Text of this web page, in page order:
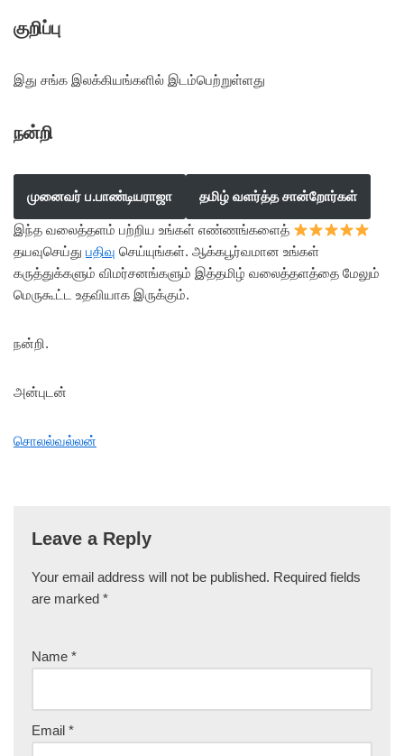
குறிப்பு
இது சங்க இலக்கியங்களில் இடம்பெற்றுள்ளது
நன்றி
முனைவர் ப.பாண்டியராஜா தமிழ் வளர்த்த சான்றோர்கள்
இந்த வலைத்தளம் பற்றிய உங்கள் எண்ணங்களைத்
தயவுசெய்து பதிவு செய்யுங்கள். ஆக்கபூர்வமான உங்கள்
கருத்துக்களும் விமர்சனங்களும் இத்தமிழ் வலைத்தளத்தை மேலும்
மெருகூட்ட உதவியாக இருக்கும்.
நன்றி.
அன்புடன்
சொலல்வல்லன்
Leave a Reply
Your email address will not be published. Required fields
are marked *
Name *
Email *